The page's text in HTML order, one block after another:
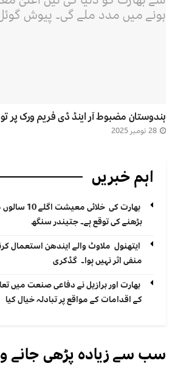
ہندوستان مضبوط آر اینڈ ڈی فریم ورک پر
اہم خبریں
بڑھنے کی توقع ہے۔ جتیندر سنگھ
ایتھنول ملاوٹ والے ایندھن استعمال
منفی اثر نہیں ہوا۔ گڈکری
بھارت اور برازیل نے دفاعی صنعت میں
کے اقدامات کے مواقع پر تبادلہ خیال کیا
سب سے زیادہ پڑھی جانے